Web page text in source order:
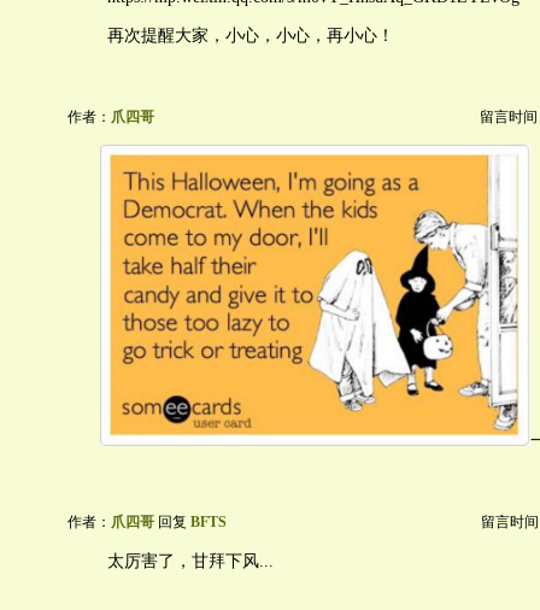
再次提醒大家，小心，小心，再小心！
作者： 爪四哥 留言时间
作者： 爪四哥 回复 BFTS 留言时间
太厉害了，甘拜下风...